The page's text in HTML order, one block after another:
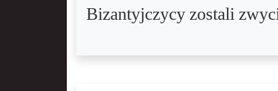
Bizantyjczycy zostali